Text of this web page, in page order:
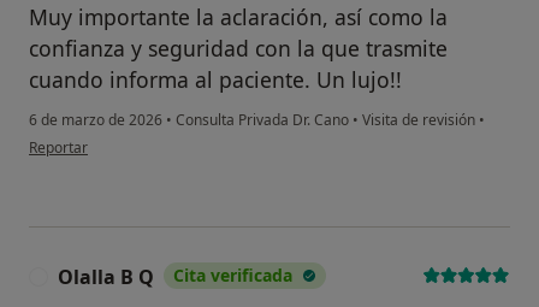
Muy importante la aclaración, así como la
confianza y seguridad con la que trasmite
cuando informa al paciente. Un lujo!!
6 de marzo de 2026 • Consulta Privada Dr. Cano • Visita de revisión •
en opinión del usuario Bartolomé
Reportar
Olalla B Q Cita verificada